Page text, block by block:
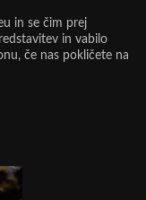
in se čim prej
in vabilo
če nas pokličete na